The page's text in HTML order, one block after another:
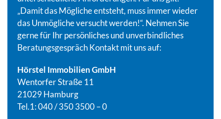
„Damit das Mögliche entsteht, muss immer wieder
das Unmögliche versucht werden!“. Nehmen Sie
gerne für Ihr persönliches und unverbindliches
Beratungsgespräch Kontakt mit uns auf:
Hörstel Immobilien GmbH
Wentorfer Straße 11
21029 Hamburg
Tel.1: 040 / 350 3500 – 0